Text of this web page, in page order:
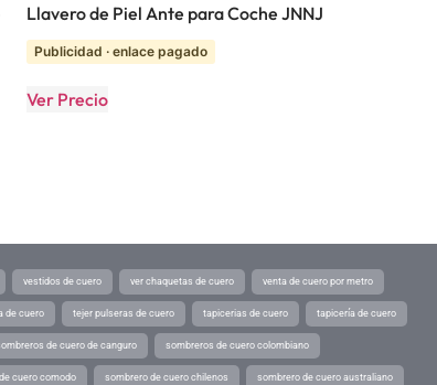
Llavero de Piel Ante para Coche JNNJ
Publicidad · enlace pagado
Ver Precio
vestidos de cuero ver chaquetas de cuero venta de cuero por metro
de cuero tejer pulseras de cuero tapicerias de cuero tapicería de cuero
de cuero de canguro sombreros de cuero colombiano
cuero comodo sombrero de cuero chilenos sombrero de cuero australiano